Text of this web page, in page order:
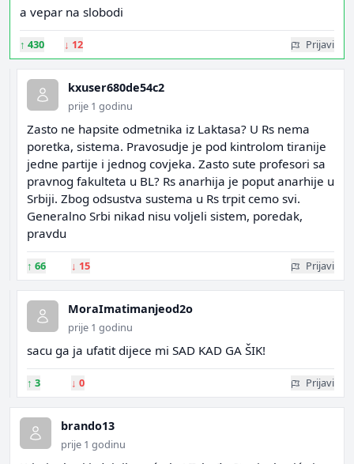
a vepar na slobodi
↑ 430 ↓ 12 Prijavi
kxuser680de54c2
prije 1 godinu
Zasto ne hapsite odmetnika iz Laktasa? U Rs nema
poretka, sistema. Pravosudje je pod kintrolom tiranije
jedne partije i jednog covjeka. Zasto sute profesori sa
pravnog fakulteta u BL? Rs anarhija je poput anarhije u
Srbiji. Zbog odsustva sustema u Rs trpit cemo svi.
Generalno Srbi nikad nisu voljeli sistem, poredak,
pravdu
↑ 66 ↓ 15 Prijavi
MoraImatimanjeod2o
prije 1 godinu
sacu ga ja ufatit dijece mi SAD KAD GA ŠIK!
↑ 3 ↓ 0 Prijavi
brando13
prije 1 godinu